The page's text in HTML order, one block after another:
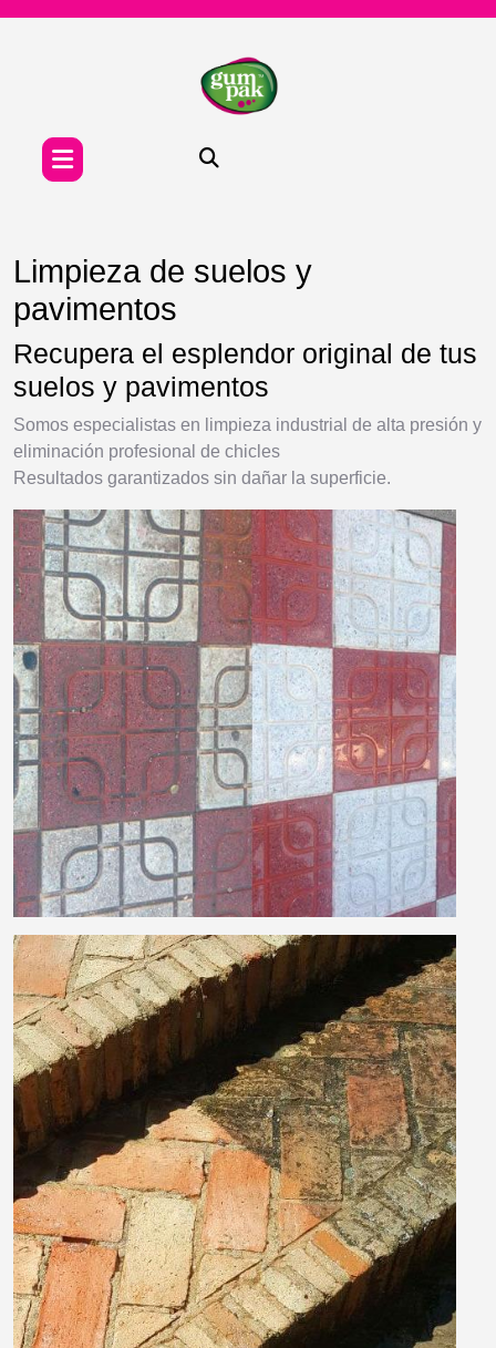
Limpieza de suelos y
pavimentos
Recupera el esplendor original de tus
suelos y pavimentos
Somos especialistas en limpieza industrial de alta presión y
eliminación profesional de chicles
Resultados garantizados sin dañar la superficie.